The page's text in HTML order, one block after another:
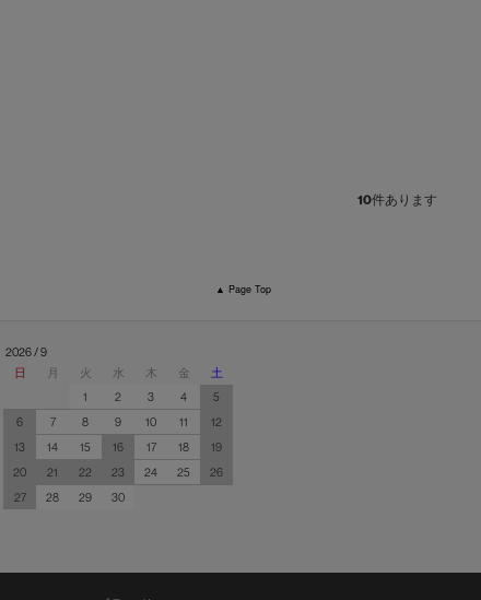
10件あります
▲ Page Top
2026 / 9
日
月 火 水 木 金
土
1
2 3 4
5
6
7 8 9 10 11
12
13
14 15 16 17 18
19
20
21 22 23 24 25
26
27
28 29 30